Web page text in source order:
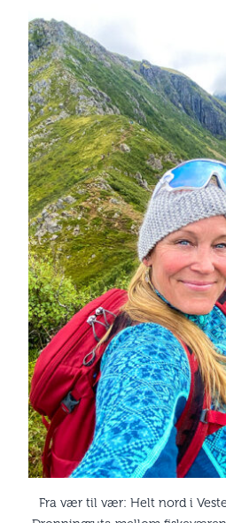
Fra vær til vær: Helt nord i